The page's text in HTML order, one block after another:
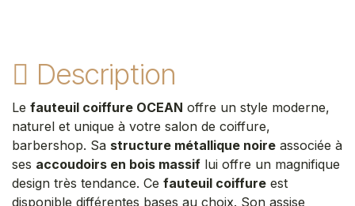
Description
Le fauteuil coiffure OCEAN offre un style moderne,
naturel et unique à votre salon de coiffure,
barbershop. Sa structure métallique noire associée à
ses accoudoirs en bois massif lui offre un magnifique
design très tendance. Ce fauteuil coiffure est
disponible différentes bases au choix. Son assise